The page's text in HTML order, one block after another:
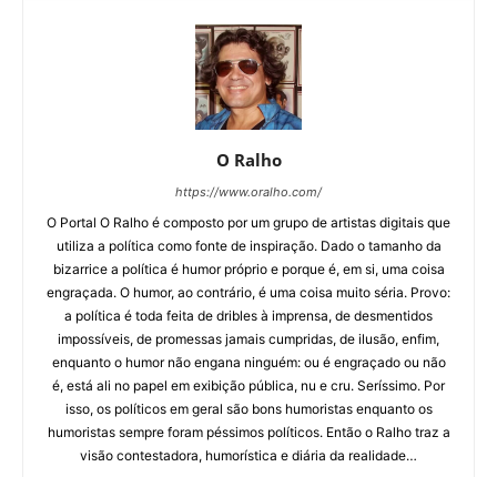
O Ralho
https://www.oralho.com/
O Portal O Ralho é composto por um grupo de artistas digitais que
utiliza a política como fonte de inspiração. Dado o tamanho da
bizarrice a política é humor próprio e porque é, em si, uma coisa
engraçada. O humor, ao contrário, é uma coisa muito séria. Provo:
a política é toda feita de dribles à imprensa, de desmentidos
impossíveis, de promessas jamais cumpridas, de ilusão, enfim,
enquanto o humor não engana ninguém: ou é engraçado ou não
é, está ali no papel em exibição pública, nu e cru. Seríssimo. Por
isso, os políticos em geral são bons humoristas enquanto os
humoristas sempre foram péssimos políticos. Então o Ralho traz a
visão contestadora, humorística e diária da realidade…